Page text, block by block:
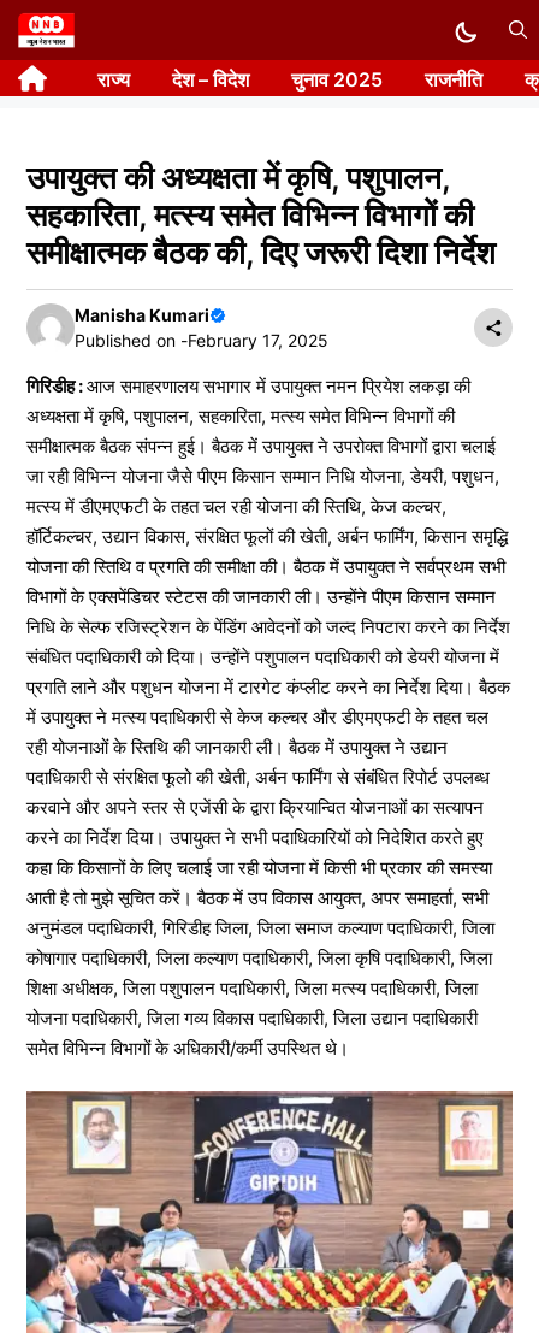
Skip
to
content राज्य देश – विदेश चुनाव 2025 राजनीति
उपायुक्त की अध्यक्षता में कृषि, पशुपालन,
सहकारिता, मत्स्य समेत विभिन्न विभागों की
समीक्षात्मक बैठक की, दिए जरूरी दिशा निर्देश
Manisha Kumari
Published on -February 17, 2025
गिरिडीह :आज समाहरणालय सभागार में उपायुक्त नमन प्रियेश लकड़ा की
अध्यक्षता में कृषि, पशुपालन, सहकारिता, मत्स्य समेत विभिन्न विभागों की
समीक्षात्मक बैठक संपन्न हुई। बैठक में उपायुक्त ने उपरोक्त विभागों द्वारा चलाई
जा रही विभिन्न योजना जैसे पीएम किसान सम्मान निधि योजना, डेयरी, पशुधन,
मत्स्य में डीएमएफटी के तहत चल रही योजना की स्तिथि, केज कल्चर,
हॉर्टिकल्चर, उद्यान विकास, संरक्षित फूलों की खेती, अर्बन फार्मिंग, किसान समृद्धि
योजना की स्तिथि व प्रगति की समीक्षा की। बैठक में उपायुक्त ने सर्वप्रथम सभी
विभागों के एक्सपेंडिचर स्टेटस की जानकारी ली। उन्होंने पीएम किसान सम्मान
निधि के सेल्फ रजिस्ट्रेशन के पेंडिंग आवेदनों को जल्द निपटारा करने का निर्देश
संबंधित पदाधिकारी को दिया। उन्होंने पशुपालन पदाधिकारी को डेयरी योजना में
प्रगति लाने और पशुधन योजना में टारगेट कंप्लीट करने का निर्देश दिया। बैठक
में उपायुक्त ने मत्स्य पदाधिकारी से केज कल्चर और डीएमएफटी के तहत चल
रही योजनाओं के स्तिथि की जानकारी ली। बैठक में उपायुक्त ने उद्यान
पदाधिकारी से संरक्षित फूलो की खेती, अर्बन फार्मिंग से संबंधित रिपोर्ट उपलब्ध
करवाने और अपने स्तर से एजेंसी के द्वारा क्रियान्वित योजनाओं का सत्यापन
करने का निर्देश दिया। उपायुक्त ने सभी पदाधिकारियों को निदेशित करते हुए
कहा कि किसानों के लिए चलाई जा रही योजना में किसी भी प्रकार की समस्या
आती है तो मुझे सूचित करें। बैठक में उप विकास आयुक्त, अपर समाहर्ता, सभी
अनुमंडल पदाधिकारी, गिरिडीह जिला, जिला समाज कल्याण पदाधिकारी, जिला
कोषागार पदाधिकारी, जिला कल्याण पदाधिकारी, जिला कृषि पदाधिकारी, जिला
शिक्षा अधीक्षक, जिला पशुपालन पदाधिकारी, जिला मत्स्य पदाधिकारी, जिला
योजना पदाधिकारी, जिला गव्य विकास पदाधिकारी, जिला उद्यान पदाधिकारी
समेत विभिन्न विभागों के अधिकारी/कर्मी उपस्थित थे।